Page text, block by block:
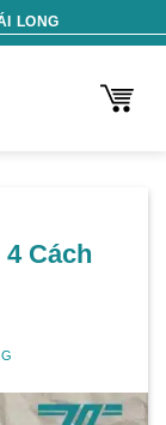
LONG
Cách